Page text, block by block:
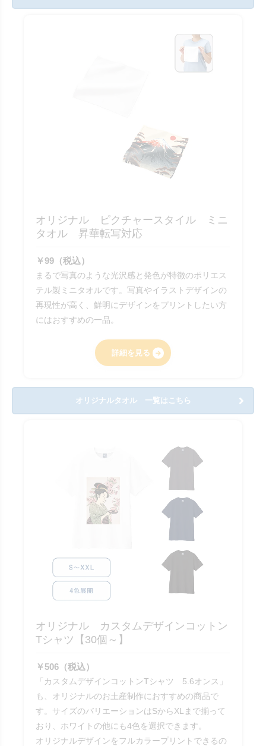
オリジナル ピクチャースタイル ミニ
タオル 昇華転写対応
￥99（税込）
まるで写真のような光沢感と発色が特徴のポリエス
テル製ミニタオルです。写真やイラストデザインの
再現性が高く、鮮明にデザインをプリントしたい方
にはおすすめの一品。
詳細を見る
オリジナルタオル 一覧はこちら
オリジナル カスタムデザインコットン
Tシャツ【30個～】
￥506（税込）
「カスタムデザインコットンTシャツ 5.6オンス」
も、オリジナルのお土産制作におすすめの商品で
す。サイズのバリエーションはSからXLまで揃って
おり、ホワイトの他にも4色を選択できます。
オリジナルデザインをフルカラープリントできるの